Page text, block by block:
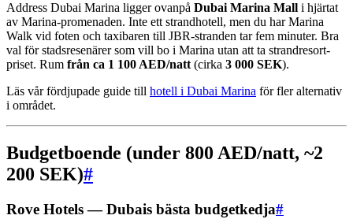
Address Dubai Marina ligger ovanpå Dubai Marina Mall i hjärtat
av Marina-promenaden. Inte ett strandhotell, men du har Marina
Walk vid foten och taxibaren till JBR-stranden tar fem minuter. Bra
val för stadsresenärer som vill bo i Marina utan att ta strandresort-
priset. Rum från ca 1 100 AED/natt (cirka 3 000 SEK).
Läs vår fördjupade guide till hotell i Dubai Marina för fler alternativ
i området.
Budgetboende (under 800 AED/natt, ~2
200 SEK)#
Rove Hotels — Dubais bästa budgetkedja#